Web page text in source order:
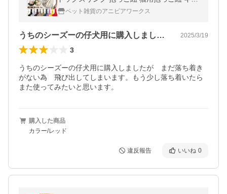
リーバッグ 犬用 斜めショルダーバッグ
ペット雑貨のアニビアワークス
うちのシーズーの仔犬用に購入しましたが… 2025/3/19
3
うちのシーズーの仔犬用に購入しましたが　まだ落ち着き
がない為　飛び出してしまいます。もう少し落ち着いたら
また使ってみたいと思います。
購入した商品
カラー/レッド
違反報告 いいね 0